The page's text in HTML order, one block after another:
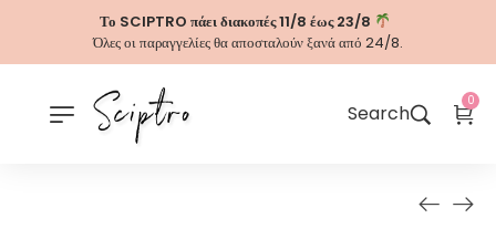
Το SCIPTRO πάει διακοπές 11/8 έως 23/8
Όλες οι παραγγελίες θα αποσταλούν ξανά από 24/8.
Search
0